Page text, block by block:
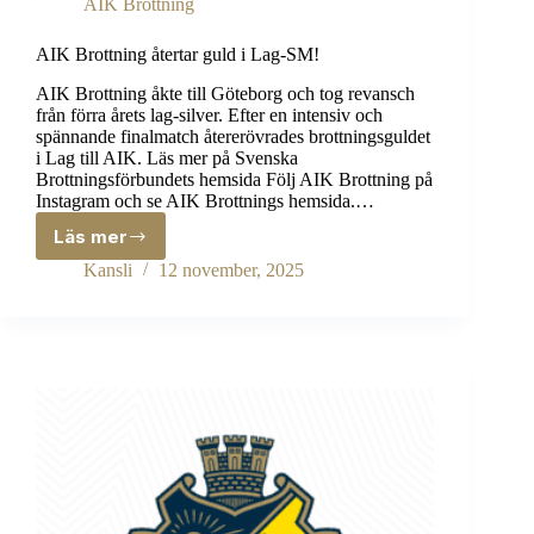
AIK Brottning
AIK Brottning återtar guld i Lag-SM!
AIK Brottning åkte till Göteborg och tog revansch
från förra årets lag-silver. Efter en intensiv och
spännande finalmatch återerövrades brottningsguldet
i Lag till AIK. Läs mer på Svenska
Brottningsförbundets hemsida Följ AIK Brottning på
Instagram och se AIK Brottnings hemsida.…
Läs mer
AIK
Brottning
Kansli 12 november, 2025